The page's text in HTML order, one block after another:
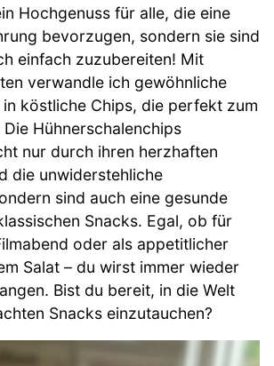
Hochgenuss für alle, die eine
bevorzugen, sondern sie sind
einfach zuzubereiten! Mit
verwandle ich gewöhnliche
in köstliche Chips, die perfekt zum
Hühnerschalenchips
nur durch ihren herzhaften
die unwiderstehliche
sind auch eine gesunde
Snacks. Egal, ob für
oder als appetitlicher
Salat – du wirst immer wieder
Bist du bereit, in die Welt
Snacks einzutauchen?